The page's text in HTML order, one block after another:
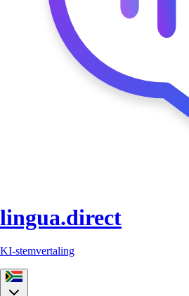
lingua.direct
KI-stemvertaling